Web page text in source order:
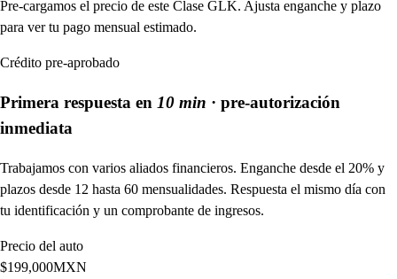
Pre-cargamos el precio de este Clase GLK. Ajusta enganche y plazo
para ver tu pago mensual estimado.
Crédito pre-aprobado
Primera respuesta en 10 min · pre-autorización
inmediata
Trabajamos con varios aliados financieros. Enganche desde el 20% y
plazos desde 12 hasta 60 mensualidades. Respuesta el mismo día con
tu identificación y un comprobante de ingresos.
Precio del auto
$199,000MXN